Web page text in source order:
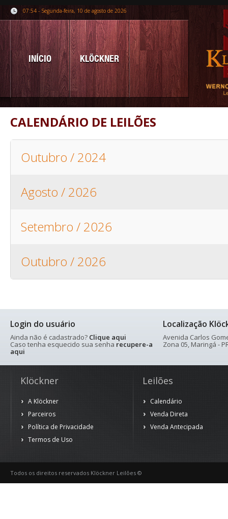
07:54 - Segunda-feira, 10 de agosto de 2026
INÍCIO KLÖCKNER
CALENDÁRIO DE LEILÕES
Outubro / 2024
Agosto / 2026
Setembro / 2026
Outubro / 2026
Login do usuário
Ainda não é cadastrado? Clique aqui
Caso tenha esquecido sua senha recupere-a
aqui
Localização
Avenida Carlos
Zona 05, Maringá -
Klöckner
A Klöckner
Parceiros
Política de Privacidade
Termos de Uso
Leilões
Calendário
Venda Direta
Venda Antecipada
Todos os direitos reservados Klöckner Leilões ©